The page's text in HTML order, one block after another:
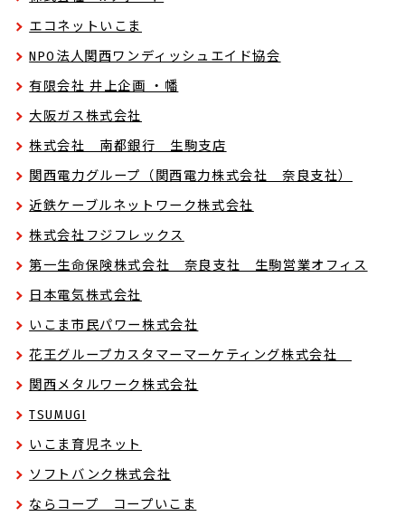
エコネットいこま
NPO法人関西ワンディッシュエイド協会
有限会社 井上企画 ・幡
大阪ガス株式会社
株式会社 南都銀行 生駒支店
関西電力グループ（関西電力株式会社 奈良支社）
近鉄ケーブルネットワーク株式会社
株式会社フジフレックス
第一生命保険株式会社 奈良支社 生駒営業オフィス
日本電気株式会社
いこま市民パワー株式会社
花王グループカスタマーマーケティング株式会社
関西メタルワーク株式会社
TSUMUGI
いこま育児ネット
ソフトバンク株式会社
ならコープ コープいこま